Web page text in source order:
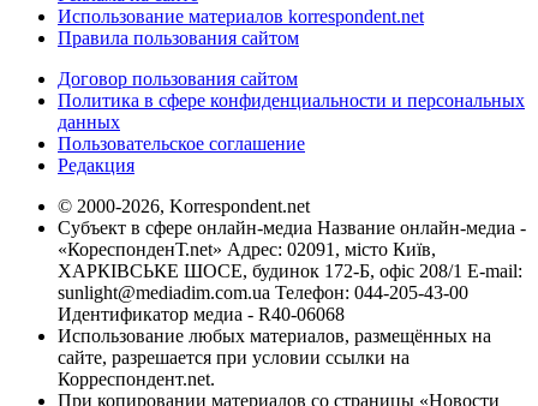
Использование материалов korrespondent.net
Правила пользования сайтом
Договор пользования сайтом
Политика в сфере конфиденциальности и персональных
данных
Пользовательское соглашение
Редакция
© 2000-2026, Korrespondent.net
Субъект в сфере онлайн-медиа Название онлайн-медиа -
«КореспонденТ.net» Адрес: 02091, місто Київ,
ХАРКІВСЬКЕ ШОСЕ, будинок 172-Б, офіс 208/1 E-mail:
sunlight@mediadim.com.ua Телефон: 044-205-43-00
Идентификатор медиа - R40-06068
Использование любых материалов, размещённых на
сайте, разрешается при условии ссылки на
Корреспондент.net.
При копировании материалов со страницы «Новости